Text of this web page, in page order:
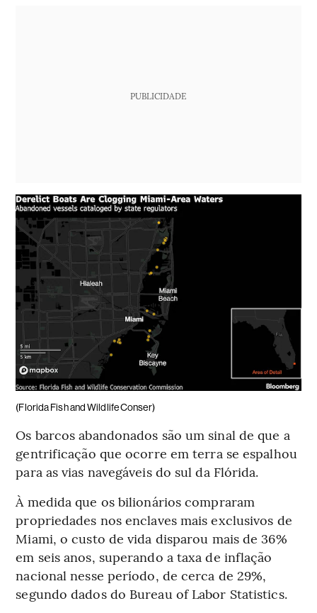
PUBLICIDADE
(Florida Fish and Wildlife Conser)
Os barcos abandonados são um sinal de que a
gentrificação que ocorre em terra se espalhou
para as vias navegáveis do sul da Flórida.
À medida que os bilionários compraram
propriedades nos enclaves mais exclusivos de
Miami, o custo de vida disparou mais de 36%
em seis anos, superando a taxa de inflação
nacional nesse período, de cerca de 29%,
segundo dados do Bureau of Labor Statistics.